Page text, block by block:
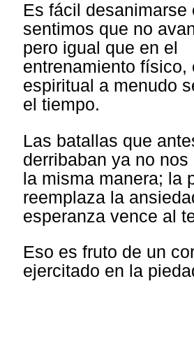
Es fácil desanimarse
sentimos que no
pero igual que en el
entrenamiento físico,
espiritual a menudo
el tiempo.
Las batallas que
derribaban ya no nos
la misma manera; la
reemplaza la
esperanza vence al
Eso es fruto de un
ejercitado en la